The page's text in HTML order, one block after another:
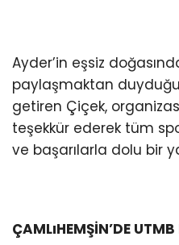
Ayder’in eşsiz
paylaşmaktan
getiren Çiçek,
teşekkür ederek tüm
ve başarılarla dolu bir
ÇAMLıHEMŞİN’DE